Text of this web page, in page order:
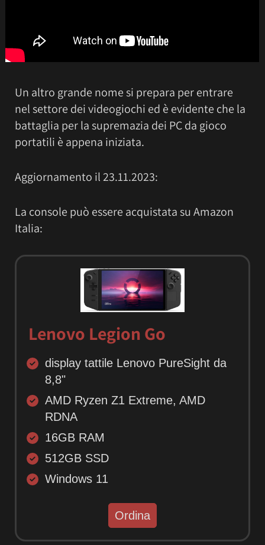
Un altro grande nome si prepara per entrare
nel settore dei videogiochi ed è evidente che la
battaglia per la supremazia dei PC da gioco
portatili è appena iniziata.
Aggiornamento il 23.11.2023:
La console può essere acquistata su Amazon
Italia:
Lenovo Legion Go
display tattile Lenovo PureSight da
8,8"
AMD Ryzen Z1 Extreme, AMD
RDNA
16GB RAM
512GB SSD
Windows 11
Ordina